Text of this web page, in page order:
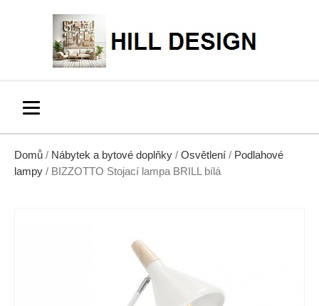
Domů / Nábytek a bytové doplňky / Osvětlení / Podlahové
lampy / BIZZOTTO Stojací lampa BRILL bílá